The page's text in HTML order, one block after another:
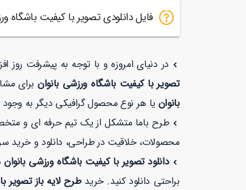
فایل دانلودی تصویر با کیفیت
در دنیای امروزه و با توجه به پیشرفت
تصویر با کیفیت باشگاه ورزشی بانوان برای
بانوان یا هر نوع محصول گرافیکی دیگر به
طرح باما متشکل از یک تیم حرفه ای و
محصولات، خلاقیت در طراحی، دانلود و
دانلود تصویر با کیفیت باشگاه ورزشی بانوان
براحتی دانلود کنید. خریدطرح لایه باز تصویر